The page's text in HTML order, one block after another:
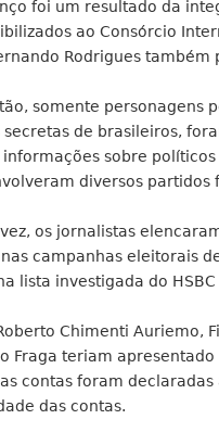
foi um resultado da
ao Consórcio
Rodrigues também
somente personagens
secretas de brasileiros,
informações sobre
diversos partidos
os jornalistas
campanhas eleitorais
lista investigada do HSBC
Chimenti Auriemo,
Fraga teriam
contas foram
das contas.